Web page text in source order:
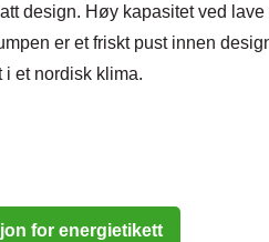
design. Høy kapasitet ved lave
er et friskt pust innen
i et nordisk klima.
for energietikett